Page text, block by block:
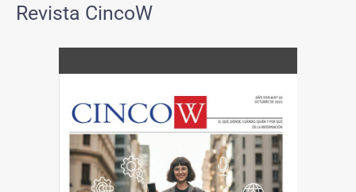
Revista CincoW